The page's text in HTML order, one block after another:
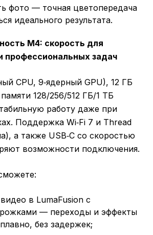
фото — точная цветопередача
идеального результата.
M4: скорость для
профессиональных задач
CPU, 9‑ядерный GPU), 12 ГБ
128/256/512 ГБ/1 ТБ
работу даже при
Поддержка Wi‑Fi 7 и Thread
а также USB‑C со скоростью
возможности подключения.
в LumaFusion с
— переходы и эффекты
без задержек;